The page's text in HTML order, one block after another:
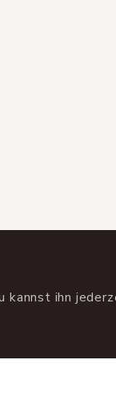
kannst ihn